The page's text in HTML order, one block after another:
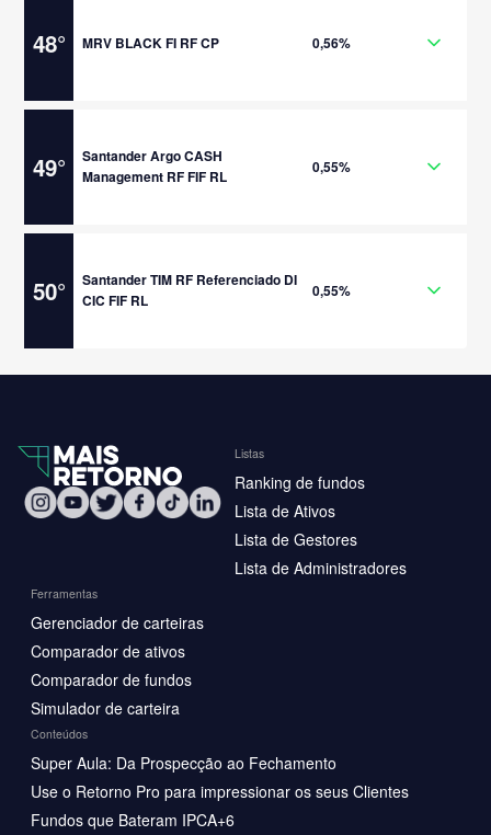
48° MRV BLACK FI RF CP 0,56%
49°
Santander Argo CASH
Management RF FIF RL
0,55%
50°
Santander TIM RF Referenciado DI
CIC FIF RL
0,55%
Listas
Ranking de fundos
Lista de Ativos
Lista de Gestores
Lista de Administradores
Ferramentas
Gerenciador de carteiras
Comparador de ativos
Comparador de fundos
Simulador de carteira
Conteúdos
Super Aula: Da Prospecção ao Fechamento
Use o Retorno Pro para impressionar os seus Clientes
Fundos que Bateram IPCA+6